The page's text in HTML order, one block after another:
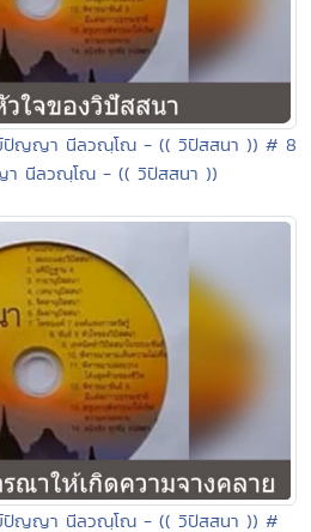
ปัญญา นีลวณฺโณ - (( วิปัสสนา )) # 8
า นีลวณฺโณ - (( วิปัสสนา ))
ปัญญา นีลวณฺโณ - (( วิปัสสนา )) #